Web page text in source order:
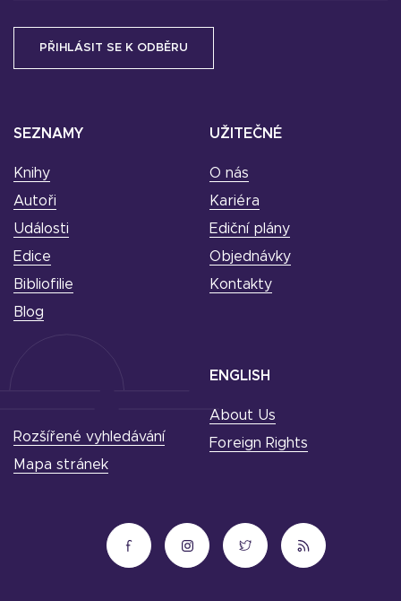
SEZNAMY
Knihy
Autoři
Události
Edice
Bibliofilie
Blog
UŽITEČNÉ
O nás
Kariéra
Ediční plány
Objednávky
Kontakty
ENGLISH
About Us
Foreign Rights
Rozšířené vyhledávání
Mapa stránek